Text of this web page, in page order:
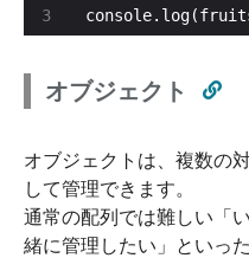
3
オブジェクト
オブジェクトは、複数の
して管理できます。
通常の配列では難しい「
緒に管理したい」といっ